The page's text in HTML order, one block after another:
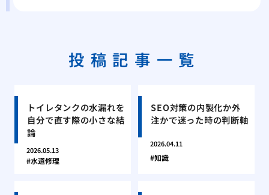
投稿記事一覧
トイレタンクの水漏れを
自分で直す際の小さな結
論
2026.05.13
水道修理
SEO対策の内製化か外
注かで迷った時の判断軸
2026.04.11
知識